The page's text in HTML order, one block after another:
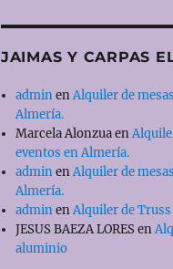
JAIMAS Y CARPAS
adminenAlquiler de
Almería.
Marcela Alonzuaen
eventos en Almería.
adminenAlquiler de
Almería.
adminenAlquiler de
JESUS BAEZA LORESen
aluminio